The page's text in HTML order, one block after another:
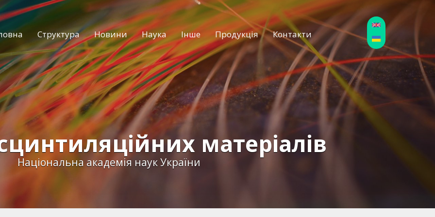
Структура Новини Наука Інше Продукція Контакти
матеріалів
Національна академія наук України